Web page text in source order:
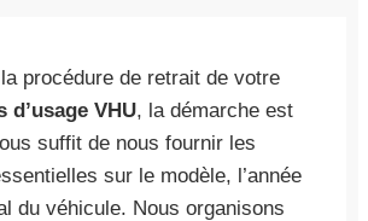
procédure de retrait de votre
d’usage VHU, la démarche est
suffit de nous fournir les
sur le modèle, l’année
du véhicule. Nous organisons